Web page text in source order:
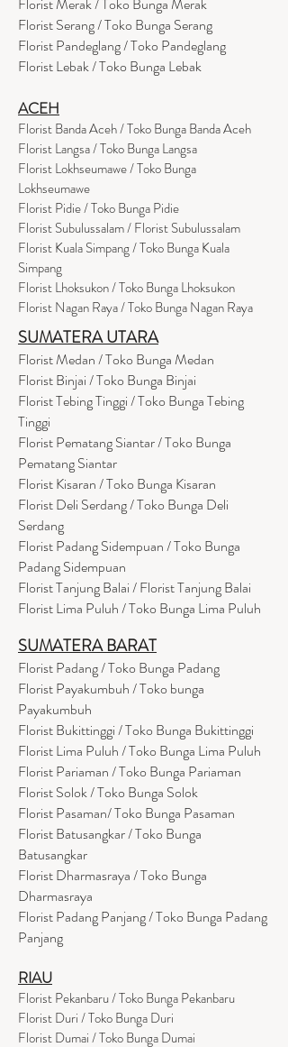
Florist Serang / Toko Bunga Serang
Florist Pandeglang / Toko Pandeglang
Florist Lebak / Toko Bunga Lebak
ACEH
Florist Banda Aceh / Toko Bunga Banda Aceh
Florist Langsa / Toko Bunga Langsa
Florist Lokhseumawe / Toko Bunga
Lokhseumawe
Florist Pidie / Toko Bunga Pidie
Florist Subulussalam / Florist Subulussalam
Florist Kuala Simpang / Toko Bunga Kuala
Simpang
Florist Lhoksukon / Toko Bunga Lhoksukon
Florist Nagan Raya / Toko Bunga Nagan Raya
SUMATERA UTARA
Florist Medan / Toko Bunga Medan
Florist Binjai / Toko Bunga Binjai
Florist Tebing Tinggi / Toko Bunga Tebing
Tinggi
Florist Pematang Siantar / Toko Bunga
Pematang Siantar
Florist Kisaran / Toko Bunga Kisaran
Florist Deli Serdang / Toko Bunga Deli
Serdang
Florist Padang Sidempuan / Toko Bunga
Padang Sidempuan
Florist Tanjung Balai / Florist Tanjung Balai
Florist Lima Puluh / Toko Bunga Lima Puluh
SUMATERA BARAT
Florist Padang / Toko Bunga Padang
Florist Payakumbuh / Toko bunga
Payakumbuh
Florist Bukittinggi / Toko Bunga Bukittinggi
Florist Lima Puluh / Toko Bunga Lima Puluh
Florist Pariaman / Toko Bunga Pariaman
Florist Solok / Toko Bunga Solok
Florist Pasaman/ Toko Bunga Pasaman
Florist Batusangkar / Toko Bunga
Batusangkar
Florist Dharmasraya / Toko Bunga
Dharmasraya
Florist Padang Panjang / Toko Bunga Padang
Panjang
RIAU
Florist Pekanbaru / Toko Bunga Pekanbaru
Florist Duri / Toko Bunga Duri
Florist Dumai / Toko Bunga Dumai